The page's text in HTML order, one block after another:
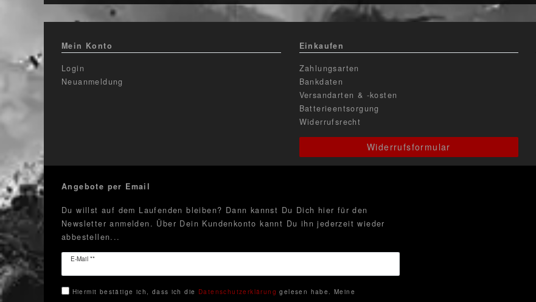
Mein Konto
Login
Neuanmeldung
Einkaufen
Zahlungsarten
Bankdaten
Versandarten & -kosten
Batterieentsorgung
Widerrufsrecht
Widerrufsformular
Angebote per Email
Du willst auf dem Laufenden bleiben? Dann kannst Du Dich hier für den
Newsletter anmelden. Über Dein Kundenkonto kannt Du ihn jederzeit wieder
abbestellen...
E-Mail **
Newsletter
Hiermit bestätige ich, dass ich die Daten­schutz­erklärung gelesen habe. Meine